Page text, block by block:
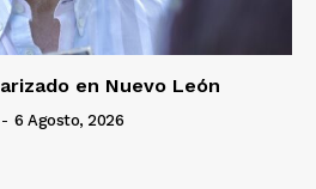
en Nuevo León
- 6 Agosto, 2026